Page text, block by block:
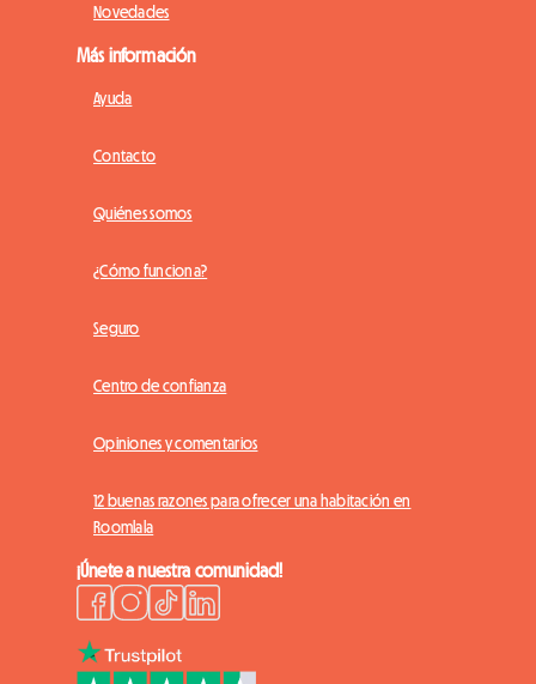
Novedades
Más información
Ayuda
Contacto
Quiénes somos
¿Cómo funciona?
Seguro
Centro de confianza
Opiniones y comentarios
12 buenas razones para ofrecer una habitación en
Roomlala
¡Únete a nuestra comunidad!